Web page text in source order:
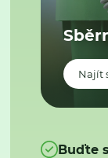
Najít
Buďte